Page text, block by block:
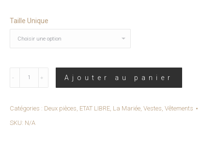
Taille Unique
-
Teddy
Ajouter au panier
Catégories : Deux pièces, ETAT LIBRE, La Mariée, Vestes, Vêtements
SKU: N/A